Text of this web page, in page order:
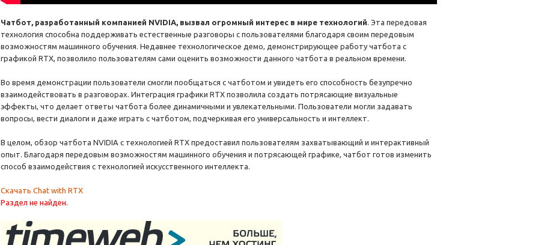
Чатбот, разработанный компанией NVIDIA, вызвал огромный интерес в мире технологий . Эта передовая
технология способна поддерживать естественные разговоры с пользователями благодаря своим передовым
возможностям машинного обучения. Недавнее технологическое демо, демонстрирующее работу чатбота с
графикой RTX, позволило пользователям сами оценить возможности данного чатбота в реальном времени.
Во время демонстрации пользователи смогли пообщаться с чатботом и увидеть его способность безупречно
взаимодействовать в разговорах. Интеграция графики RTX позволила создать потрясающие визуальные
эффекты, что делает ответы чатбота более динамичными и увлекательными. Пользователи могли задавать
вопросы, вести диалоги и даже играть с чатботом, подчеркивая его универсальность и интеллект.
В целом, обзор чатбота NVIDIA с технологией RTX предоставил пользователям захватывающий и интерактивный
опыт. Благодаря передовым возможностям машинного обучения и потрясающей графике, чатбот готов изменить
способ взаимодействия с технологией искусственного интеллекта.
Скачать Chat with RTX
Раздел не найден.